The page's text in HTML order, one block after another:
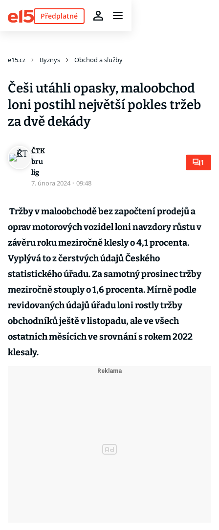
Předplatné
e15.cz Byznys Obchod a služby
Češi utáhli opasky, maloobchod
loni postihl největší pokles tržeb
za dvě dekády
ČTK
bru
lig
7. února 2024 · 09:48
1
Tržby v maloobchodě bez započtení prodejů a
oprav motorových vozidel loni navzdory růstu v
závěru roku meziročně klesly o 4,1 procenta.
Vyplývá to z čerstvých údajů Českého
statistického úřadu. Za samotný prosinec tržby
meziročně stouply o 1,6 procenta. Mírně podle
revidovaných údajů úřadu loni rostly tržby
obchodníků ještě v listopadu, ale ve všech
ostatních měsících ve srovnání s rokem 2022
klesaly.